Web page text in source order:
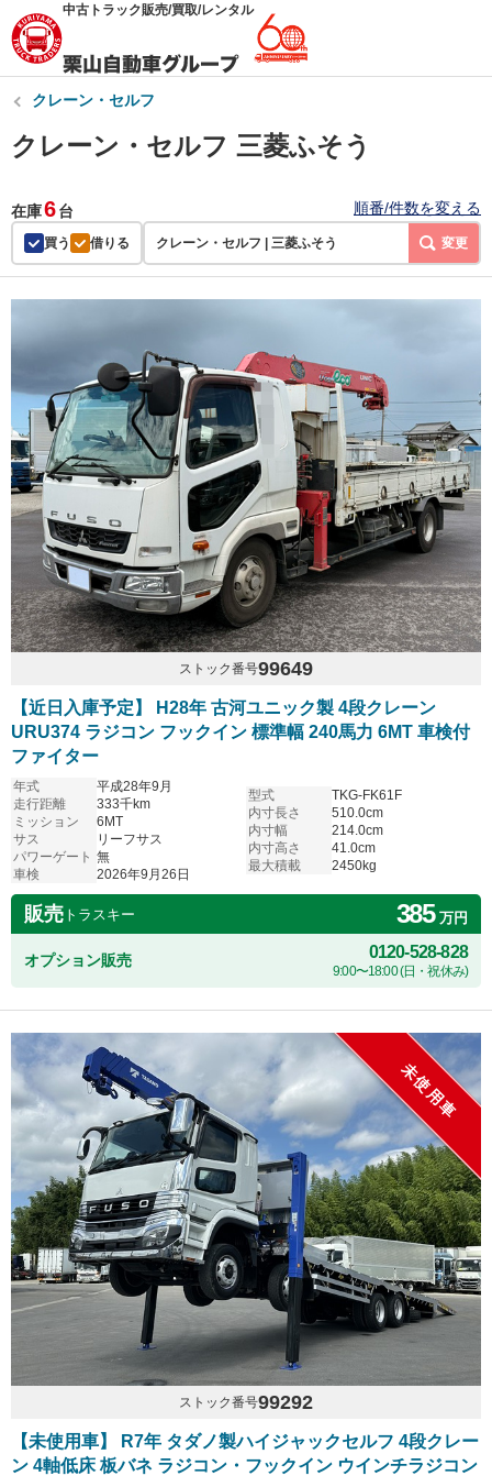
中古トラック販売/買取/レンタル
クレーン・セルフ
クレーン・セルフ 三菱ふそう
在庫6台 順番/件数を変える
買う 借りる クレーン・セルフ | 三菱ふそう 変更
ストック番号99649
【近日入庫予定】 H28年 古河ユニック製 4段クレーン
URU374 ラジコン フックイン 標準幅 240馬力 6MT 車検付
ファイター
年式
平成28年9月
走行距離
333千km
ミッション
6MT
サス
リーフサス
パワーゲート 無
車検
2026年9月26日
型式
TKG-FK61F
内寸長さ
510.0cm
内寸幅
214.0cm
内寸高さ
41.0cm
最大積載
2450kg
販売 トラスキー 385万円
オプション販売 0120-528-828
9:00〜18:00 (日・祝休み)
未使用車
ストック番号99292
【未使用車】 R7年 タダノ製ハイジャックセルフ 4段クレー
ン 4軸低床 板バネ ラジコン・フックイン ウインチラジコン